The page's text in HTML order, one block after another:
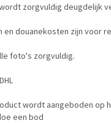
zorgvuldig deugdelijk
en douanekosten zijn voor
foto's zorgvuldig.
wordt aangeboden op
een bod